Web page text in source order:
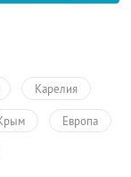
Карелия
Европа